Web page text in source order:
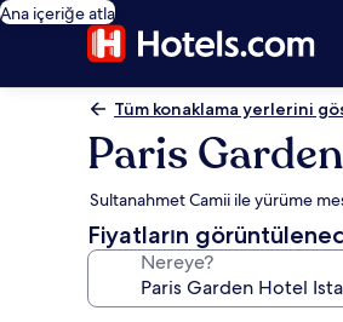
Ana içeriğe atla
Tüm konaklama yerlerini
Paris
Sultanahmet Camii ile yürüme
Fiyatların
Nereye?